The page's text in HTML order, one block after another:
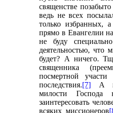
священстве
ведь не всех
только избранных,
прямо в Евангелии
не буду
деятельностью, что
будет? А ничего.
священника
посмертной
последствия.[7] А
милости Господа
заинтересовать
всяких миссионеров